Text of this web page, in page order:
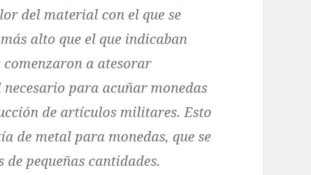
del material con el que se
alto que el que indicaban
a atesorar
para acuñar monedas
de artículos militares. Esto
de metal para monedas, que se
pequeñas cantidades.